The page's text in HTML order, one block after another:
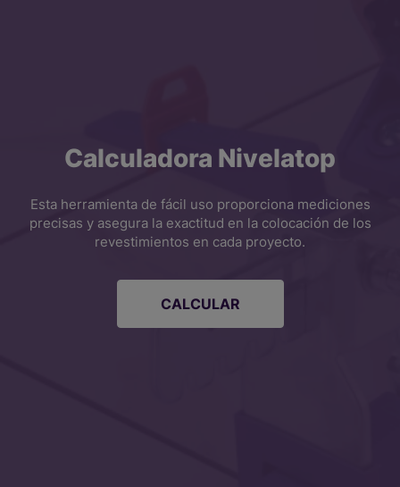
Calculadora Nivelatop
Esta herramienta de fácil uso proporciona mediciones
precisas y asegura la exactitud en la colocación de los
revestimientos en cada proyecto.
CALCULAR